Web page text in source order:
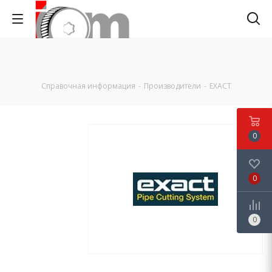
Справочная информация - Производители - EXACT
0
0
0